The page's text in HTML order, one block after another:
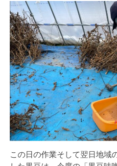
この日の作業そして翌日地域